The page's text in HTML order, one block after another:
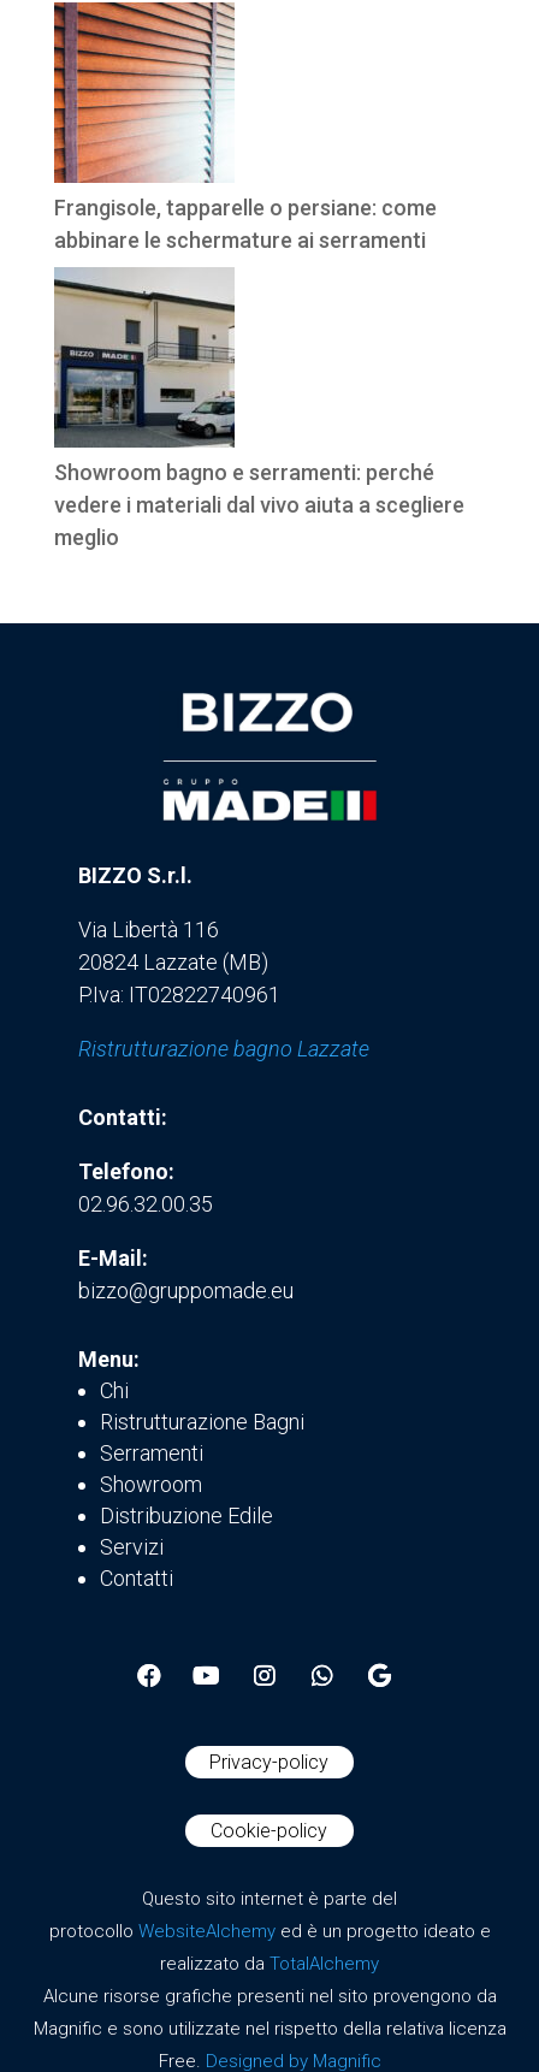
Frangisole, tapparelle o persiane: come
abbinare le schermature ai serramenti
Showroom bagno e serramenti: perché
vedere i materiali dal vivo aiuta a scegliere
meglio
BIZZO S.r.l.
Via Libertà 116
20824 Lazzate (MB)
P.Iva: IT02822740961
Ristrutturazione bagno Lazzate
Contatti:
Telefono:
02.96.32.00.35
E-Mail:
bizzo@gruppomade.eu
Menu:
Chi
Ristrutturazione Bagni
Serramenti
Showroom
Distribuzione Edile
Servizi
Contatti
Privacy-policy
Cookie-policy
Questo sito internet è parte del
protocollo WebsiteAlchemyed è un progetto ideato e
realizzato da TotalAlchemy
Alcune risorse grafiche presenti nel sito provengono da
Magnific e sono utilizzate nel rispetto della relativa licenza
Free. Designed by Magnific